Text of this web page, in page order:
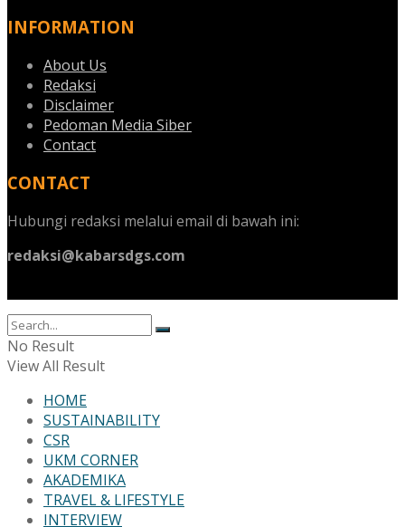
INFORMATION
About Us
Redaksi
Disclaimer
Pedoman Media Siber
Contact
CONTACT
Hubungi redaksi melalui email di bawah ini:
redaksi@kabarsdgs.com
No Result
View All Result
HOME
SUSTAINABILITY
CSR
UKM CORNER
AKADEMIKA
TRAVEL & LIFESTYLE
INTERVIEW